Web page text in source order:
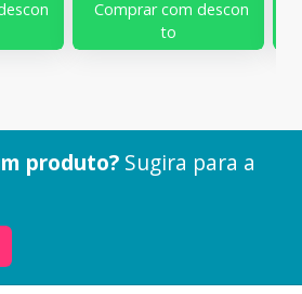
Comprar com descon
to
produto? Sugira para a